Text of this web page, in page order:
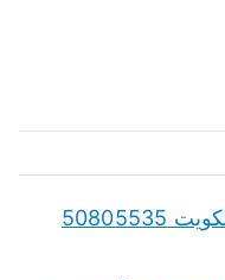
قطع غيار شانجان CHANGAN الكويت 50805535